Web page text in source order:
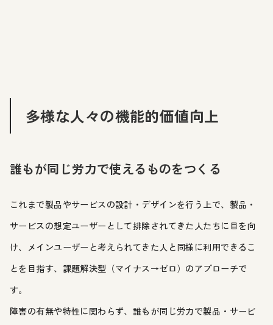
多様な人々の機能的価値向上
誰もが同じ労力で使えるものをつくる
これまで製品やサービスの設計・デザインを行う上で、製品・
サービスの想定ユーザーとして排除されてきた人たちに目を向
け、メインユーザーと考えられてきた人と同様に利用できるこ
とを目指す、課題解決型（マイナス→ゼロ）のアプローチで
す。
障害の有無や特性に関わらず、誰もが同じ労力で製品・サービ